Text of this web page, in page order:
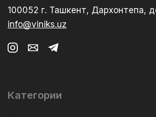
100052 г. Ташкент, Дархонтепа,
info@viniks.uz
Категории